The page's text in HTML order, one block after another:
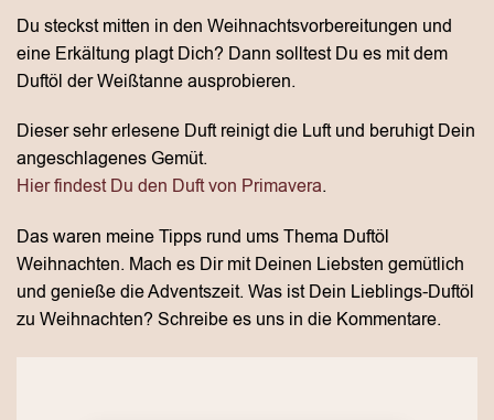
Du steckst mitten in den Weihnachtsvorbereitungen und
eine Erkältung plagt Dich? Dann solltest Du es mit dem
Duftöl der Weißtanne ausprobieren.
Dieser sehr erlesene Duft reinigt die Luft und beruhigt Dein
angeschlagenes Gemüt.
Hier findest Du den Duft von Primavera.
Das waren meine Tipps rund ums Thema Duftöl
Weihnachten. Mach es Dir mit Deinen Liebsten gemütlich
und genieße die Adventszeit. Was ist Dein Lieblings-Duftöl
zu Weihnachten? Schreibe es uns in die Kommentare.